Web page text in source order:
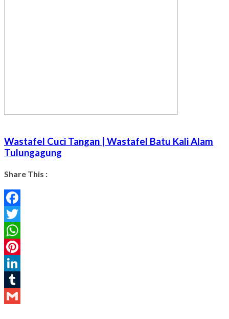
Wastafel Cuci Tangan | Wastafel Batu Kali Alam
Tulungagung
Share This :
Facebook
Twitter
WhatsApp
Pinterest
LinkedIn
Tumblr